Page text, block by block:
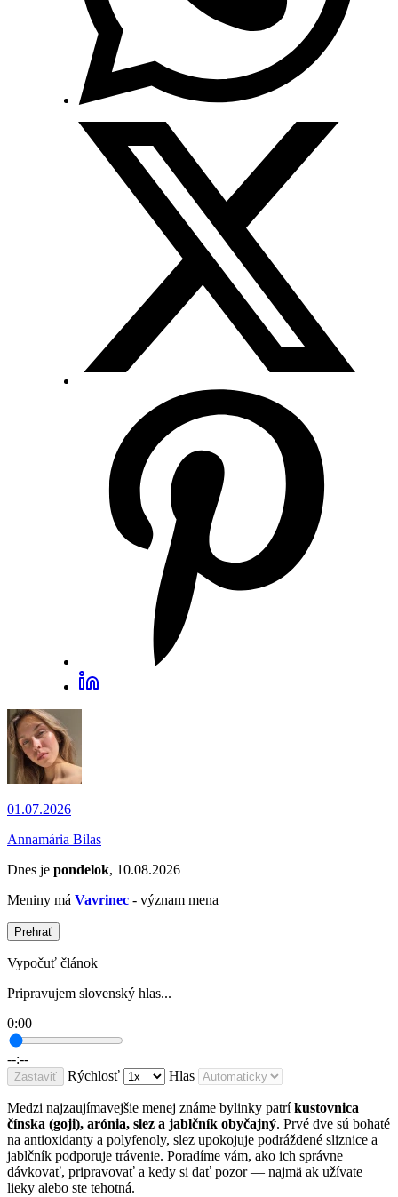
01.07.2026
Annamária Bilas
Dnes je pondelok, 10.08.2026
Meniny má Vavrinec - význam mena
Prehrať
Vypočuť článok
Pripravujem slovenský hlas...
0:00
--:--
Zastaviť Rýchlosť Hlas
Medzi najzaujímavejšie menej známe bylinky patríkustovnica
čínska (goji), arónia, slez a jablčník obyčajný. Prvé dve sú bohaté
na antioxidanty a polyfenoly, slez upokojuje podráždené sliznice a
jablčník podporuje trávenie. Poradíme vám, ako ich správne
dávkovať, pripravovať a kedy si dať pozor — najmä ak užívate
lieky alebo ste tehotná.